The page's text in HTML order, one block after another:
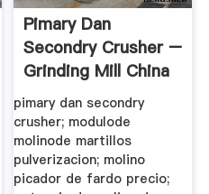
Pimary Dan
Secondry Crusher –
Grinding Mill China
pimary dan secondry
crusher; modulode
molinode martillos
pulverizacion; molino
picador de fardo precio;